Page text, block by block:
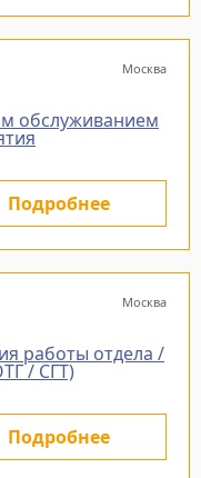
Москва
обслуживанием
Подробнее
Москва
работы отдела /
/ СГТ)
Подробнее